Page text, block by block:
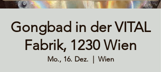
Gongbad in der VITAL
Fabrik, 1230 Wien
Mo., 16. Dez.
Wien